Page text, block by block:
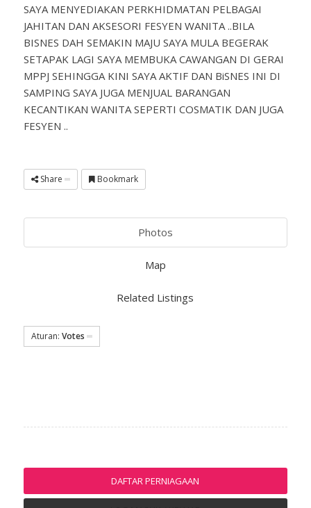
SAYA MENYEDIAKAN PERKHIDMATAN PELBAGAI
JAHITAN DAN AKSESORI FESYEN WANITA ..BILA
BISNES DAH SEMAKIN MAJU SAYA MULA BEGERAK
SETAPAK LAGI SAYA MEMBUKA CAWANGAN DI GERAI
MPPJ SEHINGGA KINI SAYA AKTIF DAN BiSNES INI DI
SAMPING SAYA JUGA MENJUAL BARANGAN
KECANTIKAN WANITA SEPERTI COSMATIK DAN JUGA
FESYEN ..
Share Bookmark
Photos
Map
Related Listings
Aturan: Votes
DAFTAR PERNIAGAAN